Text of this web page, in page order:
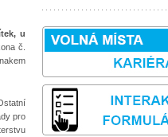
u
č.
pro